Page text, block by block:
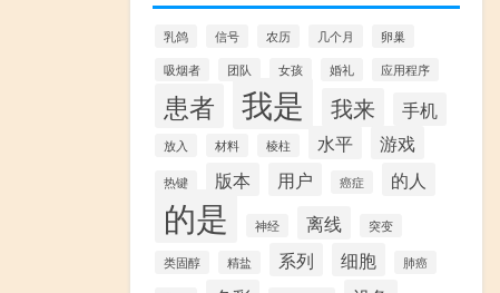
乳鸽 信号 农历 几个月
卵巢
吸烟者
团队 女孩 婚礼 应用程序
患者 我是 我来 手机
放入 材料 棱柱 水平 游戏
热键 版本 用户 癌症 的人
的是 神经 离线 突变
类固醇 精盐 系列 细胞 肺癌